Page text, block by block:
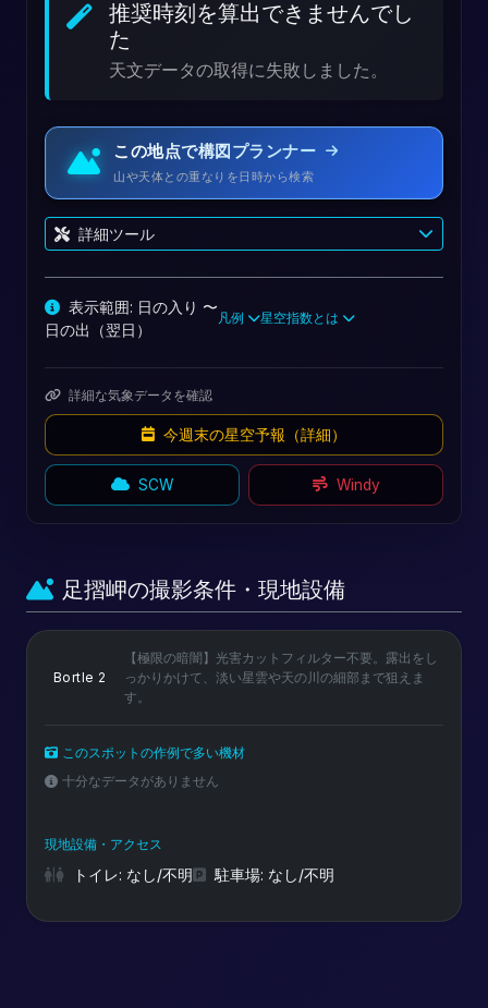
推奨時刻を算出できませんでし
た
天文データの取得に失敗しました。
この地点で構図プランナー
山や天体との重なりを日時から検索
詳細ツール
表示範囲: 日の入り 〜
日の出（翌日）
凡例 星空指数とは
詳細な気象データを確認
今週末の星空予報（詳細）
SCW Windy
足摺岬の撮影条件・現地設備
Bortle 2
【極限の暗闇】光害カットフィルター不要。露出をし
っかりかけて、淡い星雲や天の川の細部まで狙えま
す。
このスポットの作例で多い機材
十分なデータがありません
現地設備・アクセス
トイレ: なし/不明 駐車場: なし/不明